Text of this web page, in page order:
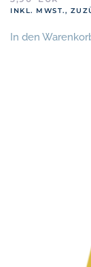
INKL. MWST.,
In den